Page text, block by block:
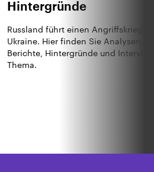
Hintergründe
Russland führt einen Angriffskrieg
Ukraine. Hier finden Sie Analysen,
Berichte, Hintergründe und
Thema.